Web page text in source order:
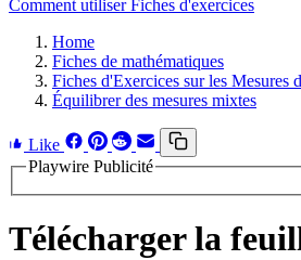
Comment utiliser Fiches d'exercices
Home
Fiches de mathématiques
Fiches d'Exercices sur les Mesures
Équilibrer des mesures mixtes
Like
Playwire Publicité
Télécharger la